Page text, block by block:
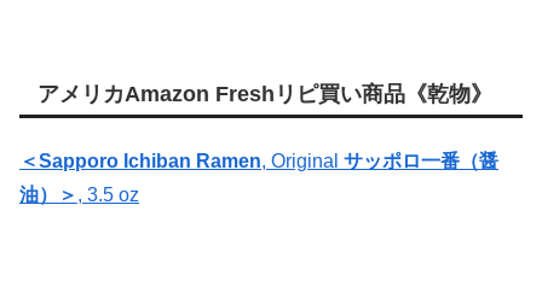
アメリカAmazon Freshリピ買い商品《乾物》
＜Sapporo Ichiban Ramen, Original サッポロ一番（醤
油）＞ , 3.5 oz